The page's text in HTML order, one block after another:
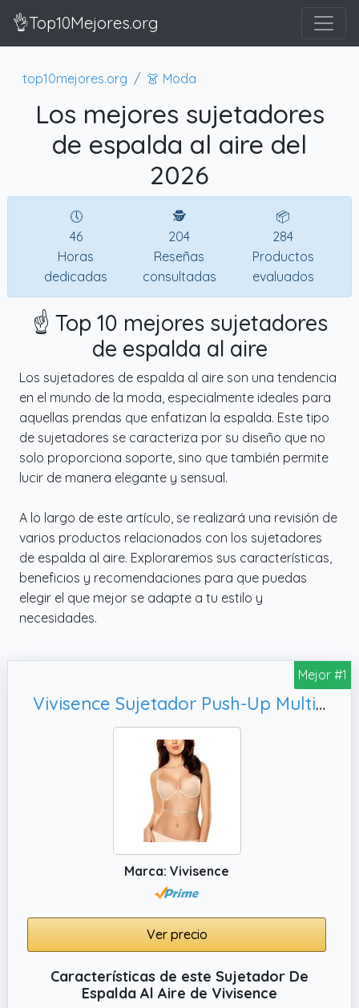
👌Top10Mejores.org
top10mejores.org 👗 Moda
Los mejores sujetadores
de espalda al aire del
2026
🕔
46
Horas
dedicadas
🕵
204
Reseñas
consultadas
📦
284
Productos
evaluados
☝️ Top 10 mejores sujetadores
de espalda al aire
Los sujetadores de espalda al aire son una tendencia
en el mundo de la moda, especialmente ideales para
aquellas prendas que enfatizan la espalda. Este tipo
de sujetadores se caracteriza por su diseño que no
solo proporciona soporte, sino que también permite
lucir de manera elegante y sensual.
A lo largo de este artículo, se realizará una revisión de
varios productos relacionados con los sujetadores
de espalda al aire. Exploraremos sus características,
beneficios y recomendaciones para que puedas
elegir el que mejor se adapte a tu estilo y
necesidades.
Mejor #1
Vivisence Sujetador Push-Up Multiuso,100D
Marca: Vivisence
Ver precio
Características de este Sujetador De
Espalda Al Aire de Vivisence